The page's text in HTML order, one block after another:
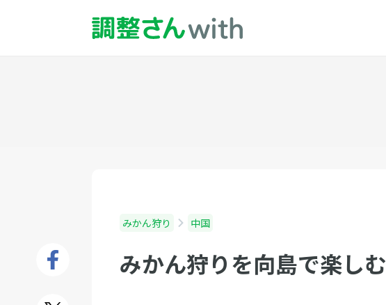
みかん狩り 中国
みかん狩りを向島で楽しむ